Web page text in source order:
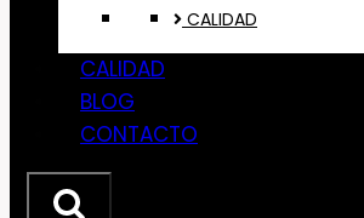
CALIDAD
CALIDAD
BLOG
CONTACTO